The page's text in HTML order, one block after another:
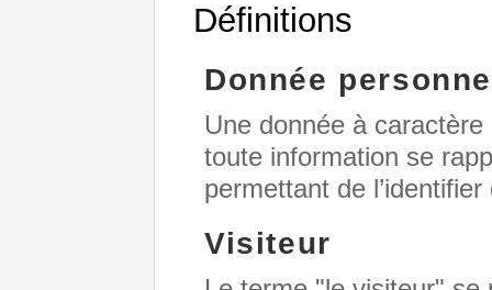
Définitions
Donnée
Une donnée à
toute information se
permettant de
Visiteur